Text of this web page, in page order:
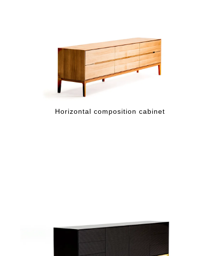
Horizontal composition cabinet